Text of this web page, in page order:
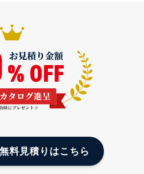
料見積りはこちら